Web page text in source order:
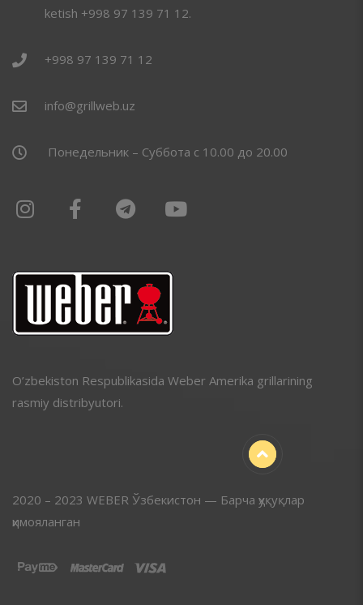
ketish +998 97 139 71 12.
+998 97 139 71 12
info@grillweb.uz
Понедельник – Суббота с 10.00 до 20.00
O’zbekiston Respublikasida Weber Amerika grillarining
rasmiy distribyutori.
2020 – 2023 WEBER Ўзбекистон — Барча ҳуқуқлар
ҳимояланган